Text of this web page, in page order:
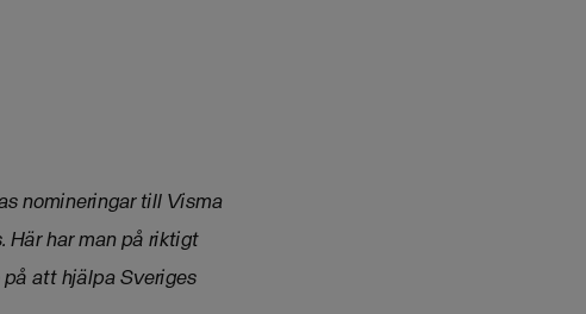
nomineringar till Visma
Här har man på riktigt
att hjälpa Sveriges